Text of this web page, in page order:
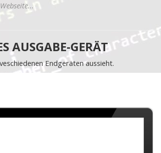
AUSGABE-GERÄT
Endgeräten aussieht.